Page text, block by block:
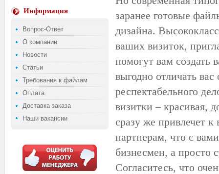
Информация
Вопрос-Ответ
О компании
Новости
Статьи
Требования к файлам
Оплата
Доставка заказа
Наши вакансии
заранее готовые
дизайна.
ваших визиток,
помогут вам создать
выгодно отличать
респектабельного
визитки – красивая,
сразу же привлечет
партнерам, что с
бизнесмен, а просто
Согласитесь, что